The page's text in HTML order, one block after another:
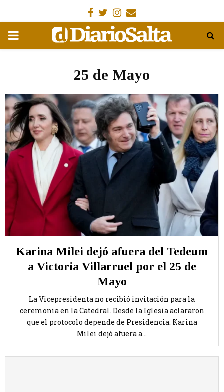
Facebook
Gorjeo
Instagram
Email
MENÚ
25 de Mayo
Karina Milei dejó afuera del Tedeum
a Victoria Villarruel por el 25 de
Mayo
La Vicepresidenta no recibió invitación para la
ceremonia en la Catedral. Desde la Iglesia aclararon
que el protocolo depende de Presidencia. Karina
Milei dejó afuera a...